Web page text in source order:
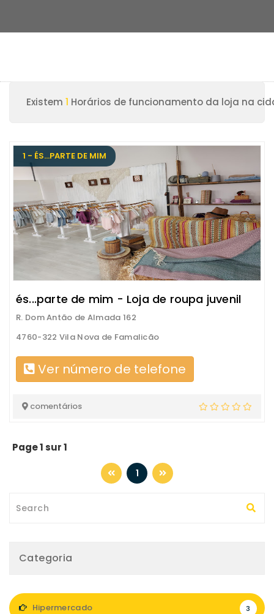
Existem 1 Horários de funcionamento da loja na
1 - ÉS...PARTE DE MIM
és...parte de mim - Loja de roupa juvenil
R. Dom Antão de Almada 162
4760-322 Vila Nova de Famalicão
Ver número de telefone
comentários
Page 1 sur 1
1
Categoria
Hipermercado 3